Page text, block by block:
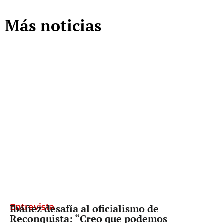
Más noticias
Entrevista
Ibáñez desafía al oficialismo de
Reconquista: “Creo que podemos